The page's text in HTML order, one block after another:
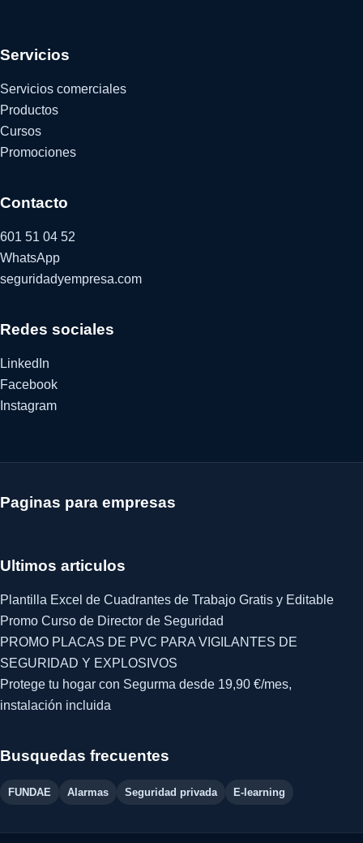
Servicios
Servicios comerciales
Productos
Cursos
Promociones
Contacto
601 51 04 52
WhatsApp
seguridadyempresa.com
Redes sociales
LinkedIn
Facebook
Instagram
Paginas para empresas
Ultimos articulos
Plantilla Excel de Cuadrantes de Trabajo Gratis y Editable
Promo Curso de Director de Seguridad
PROMO PLACAS DE PVC PARA VIGILANTES DE
SEGURIDAD Y EXPLOSIVOS
Protege tu hogar con Segurma desde 19,90 €/mes,
instalación incluida
Busquedas frecuentes
FUNDAE Alarmas Seguridad privada E-learning